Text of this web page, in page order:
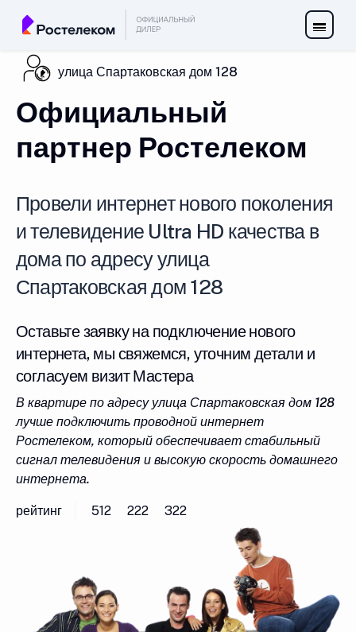
улица Спартаковская дом 128
Официальный
партнер Ростелеком
Провели интернет нового поколения
и телевидение Ultra HD качества в
дома по адресу улица
Спартаковская дом 128
Оставьте заявку на подключение нового
интернета, мы свяжемся, уточним детали и
согласуем визит Мастера
В квартире по адресу улица Спартаковская дом 128
лучше подключить проводной интернет
Ростелеком, который обеспечивает стабильный
сигнал телевидения и высокую скорость домашнего
интернета.
рейтинг 512 222 322